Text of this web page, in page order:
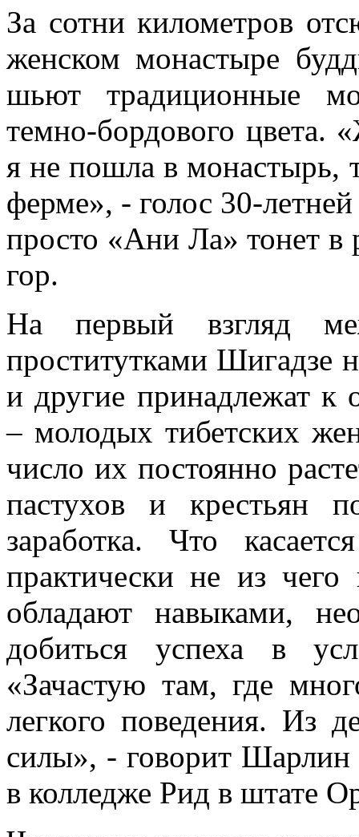
За сотни километров
женском монастыре
шьют традиционные
темно-бордового цвета.
я не пошла в монастырь,
ферме», - голос 30-
просто «Ани Ла» тонет в
гор.
На первый взгляд
проститутками Шигадзе
и другие принадлежат к
– молодых тибетских
число их постоянно
пастухов и крестьян
заработка. Что
практически не из
обладают навыками,
добиться успеха в
«Зачастую там, где
легкого поведения. Из
силы», - говорит
в колледже Рид в штате